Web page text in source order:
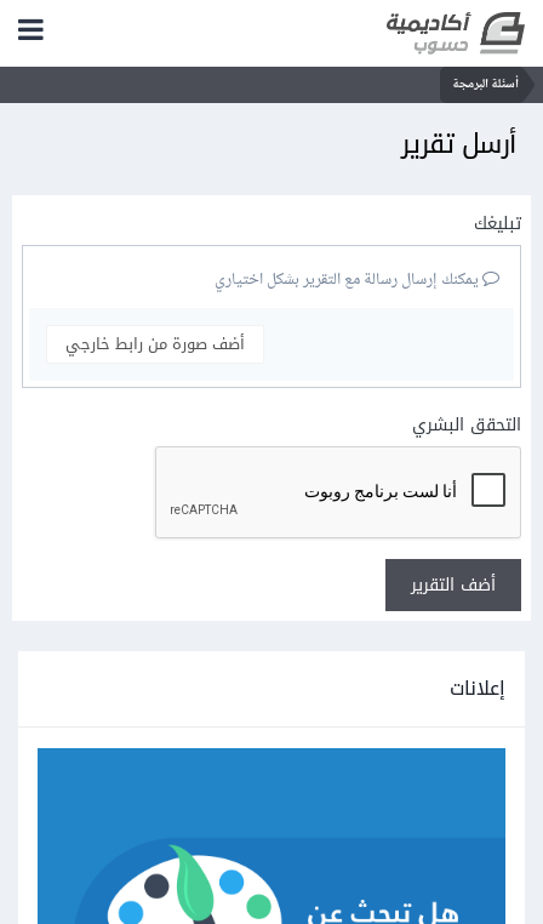
أسئلة البرمجة
أرسل تقرير
تبليغك
يمكنك إرسال رسالة مع التقرير بشكل اختياري
أضف صورة من رابط خارجي
التحقق البشري
أضف التقرير
إعلانات